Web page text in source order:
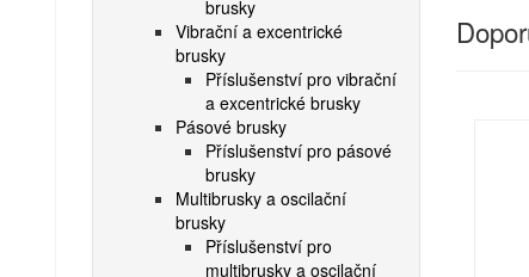
brusky
Vibrační a excentrické
brusky
Příslušenství pro vibrační
a excentrické brusky
Pásové brusky
Příslušenství pro pásové
brusky
Multibrusky a oscilační
brusky
Příslušenství pro
multibrusky a oscilační